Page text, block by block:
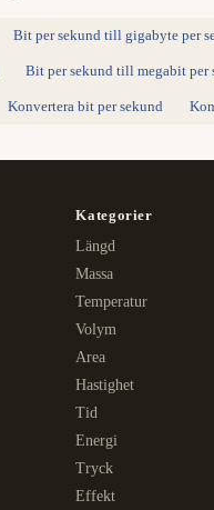
Bit per sekund till gigabyte per
Bit per sekund till megabit per
Konvertera bit per sekund
Kategorier
Längd
Massa
Temperatur
Volym
Area
Hastighet
Tid
Energi
Tryck
Effekt